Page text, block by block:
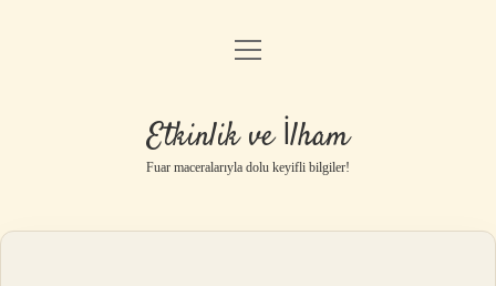
Anasayfa
Gizlilik Politikası
Yasal Uyarı
menüyü
Etkinlik ve İlham
Fuar maceralarıyla dolu keyifli bilgiler!